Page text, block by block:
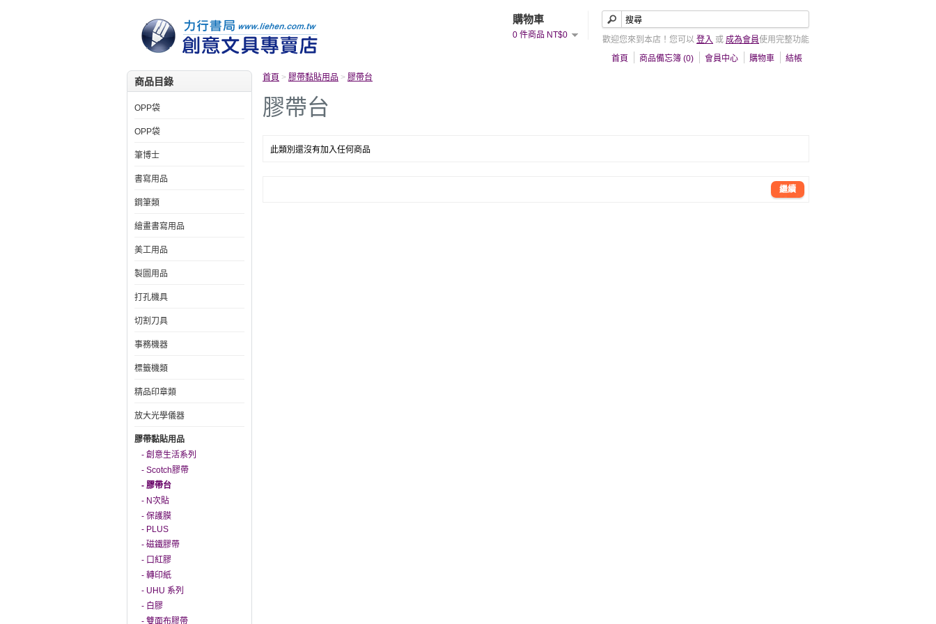
購物車
0 件商品 NT$0 歡迎您來到本店！您可以 登入 或 成為會員使用完整功能
首頁
商品備忘簿 (0) 會員中心 購物車 結帳
商品目錄
OPP袋
OPP袋
筆博士
書寫用品
鋼筆類
繪畫書寫用品
美工用品
製圖用品
打孔機具
切割刀具
事務機器
標籤機類
精品印章類
放大光學儀器
膠帶黏貼用品
- 創意生活系列
- Scotch膠帶
- 膠帶台
- N次貼
- 保護膜
- PLUS
- 磁鐵膠帶
- 口紅膠
- 轉印紙
- UHU 系列
- 白膠
- 雙面布膠帶
首頁 > 膠帶黏貼用品 > 膠帶台
膠帶台
此類別還沒有加入任何商品
繼續